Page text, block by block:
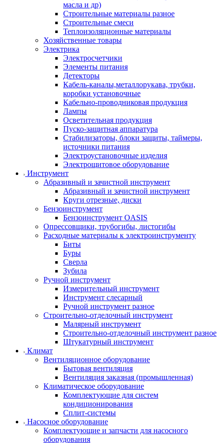
масла и др)
Строительные материалы разное
Строительные смеси
Теплоизоляционные материалы
Хозяйственные товары
Электрика
Электросчетчики
Элементы питания
Детекторы
Кабель-каналы,металлорукава, трубки,
коробки установочные
Кабельно-проводниковая продукция
Лампы
Осветительная продукция
Пуско-защитная аппаратура
Стабилизаторы, блоки защиты, таймеры,
источники питания
Электроустановочные изделия
Электрощитовое оборудование
Инструмент
Абразивный и зачистной инструмент
Абразивный и зачистной инструмент
Круги отрезные, диски
Бензоинструмент
Бензоинструмент OASIS
Опрессовщики, трубогибы, листогибы
Расходные материалы к электроинструменту
Биты
Буры
Сверла
Зубила
Ручной инструмент
Измерительный инструмент
Инструмент слесарный
Ручной инструмент разное
Строительно-отделочный инструмент
Малярный инструмент
Строительно-отделочный инструмент разное
Штукатурный инструмент
Климат
Вентиляционное оборудование
Бытовая вентиляция
Вентиляция заказная (промышленная)
Климатическое оборудование
Комплектующие для систем
кондиционирования
Сплит-системы
Насосное оборудование
Комплектующие и запчасти для насосного
оборудования